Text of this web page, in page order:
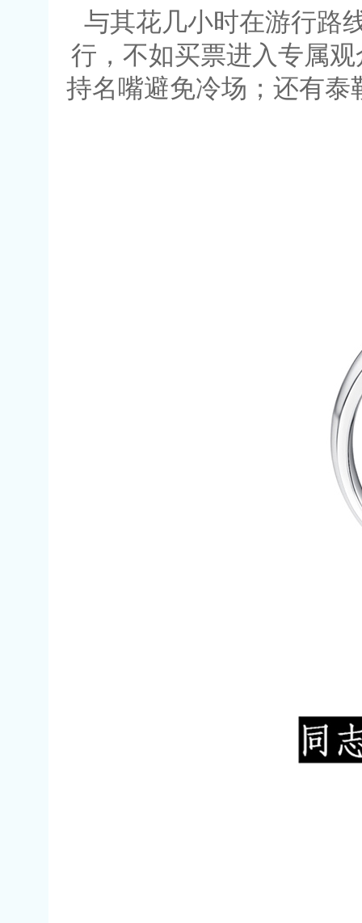
与其花几小时在游行路
行，不如买票进入专属
持名嘴避免冷场；还有泰